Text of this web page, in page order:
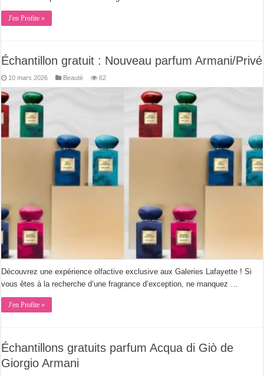
J'en Profite »
Échantillon gratuit : Nouveau parfum Armani/Privé
10 mars 2026 Beauté 62
Découvrez une expérience olfactive exclusive aux Galeries Lafayette ! Si
vous êtes à la recherche d’une fragrance d’exception, ne manquez …
J'en Profite »
Échantillons gratuits parfum Acqua di Giò de
Giorgio Armani